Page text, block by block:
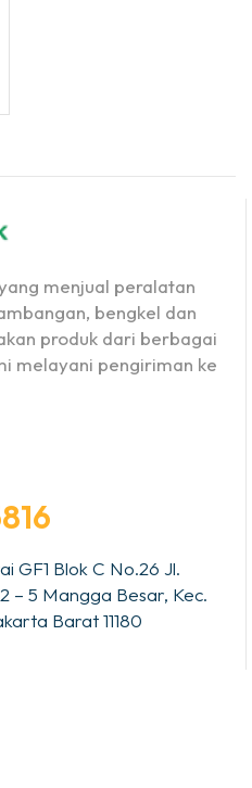
menjual peralatan
bengkel dan
produk dari berbagai
melayani pengiriman ke
GF1 Blok C No.26 Jl.
– 5 Mangga Besar, Kec.
Barat 11180